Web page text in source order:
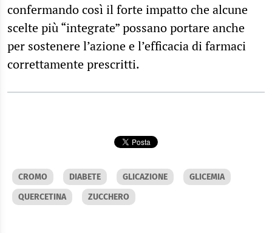
confermando così il forte impatto che alcune
scelte più “integrate” possano portare anche
per sostenere l’azione e l’efficacia di farmaci
correttamente prescritti.
CROMO DIABETE GLICAZIONE
GLICEMIA
QUERCETINA
ZUCCHERO